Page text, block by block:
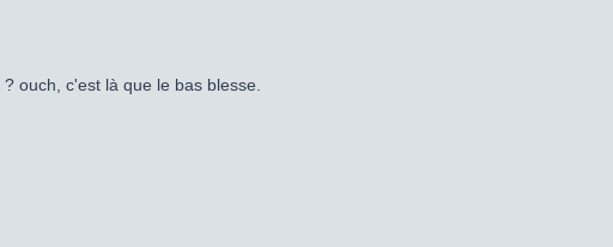
ouch, c'est là que le bas blesse.